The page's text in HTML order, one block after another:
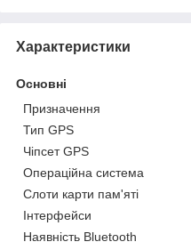
Характеристики
Основні
Призначення
Тип GPS
Чіпсет GPS
Операційна система
Слоти карти пам'яті
Інтерфейси
Наявність Bluetooth